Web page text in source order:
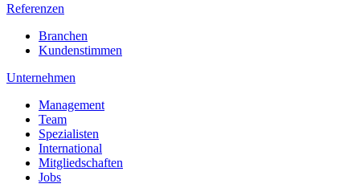
Referenzen
Branchen
Kundenstimmen
Unternehmen
Management
Team
Spezialisten
International
Mitgliedschaften
Jobs